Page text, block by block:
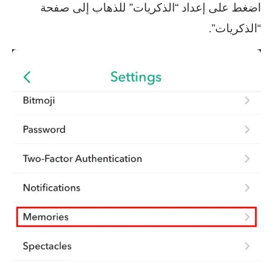
اضغط على إعداد “الذكريات” للذهاب إلى صفحة
“الذكريات”.